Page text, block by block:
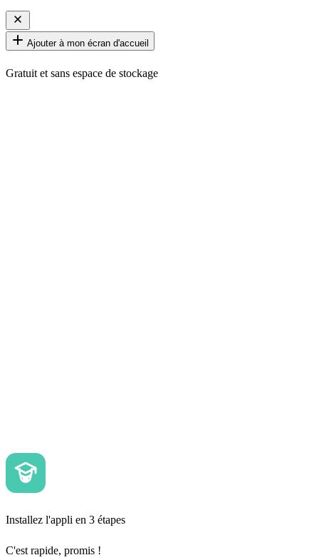
Ajouter à mon écran d'accueil
Gratuit et sans espace de stockage
Installez l'appli en 3 étapes
C'est rapide, promis !